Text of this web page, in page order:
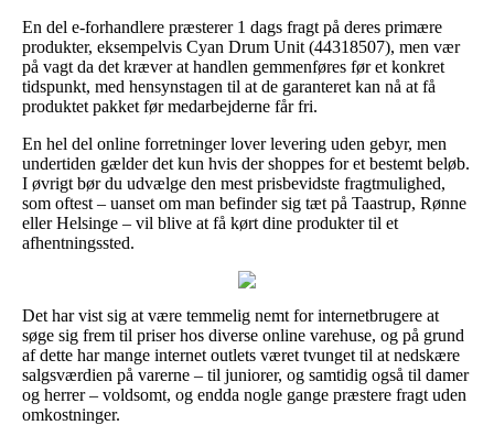
En del e-forhandlere præsterer 1 dags fragt på deres primære
produkter, eksempelvis Cyan Drum Unit (44318507), men vær
på vagt da det kræver at handlen gemmenføres før et konkret
tidspunkt, med hensynstagen til at de garanteret kan nå at få
produktet pakket før medarbejderne får fri.
En hel del online forretninger lover levering uden gebyr, men
undertiden gælder det kun hvis der shoppes for et bestemt beløb.
I øvrigt bør du udvælge den mest prisbevidste fragtmulighed,
som oftest – uanset om man befinder sig tæt på Taastrup, Rønne
eller Helsinge – vil blive at få kørt dine produkter til et
afhentningssted.
Det har vist sig at være temmelig nemt for internetbrugere at
søge sig frem til priser hos diverse online varehuse, og på grund
af dette har mange internet outlets været tvunget til at nedskære
salgsværdien på varerne – til juniorer, og samtidig også til damer
og herrer – voldsomt, og endda nogle gange præstere fragt uden
omkostninger.